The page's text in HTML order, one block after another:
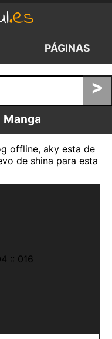
.es
PÁGINAS
>
Manga
offline, aky esta de
de shina para esta